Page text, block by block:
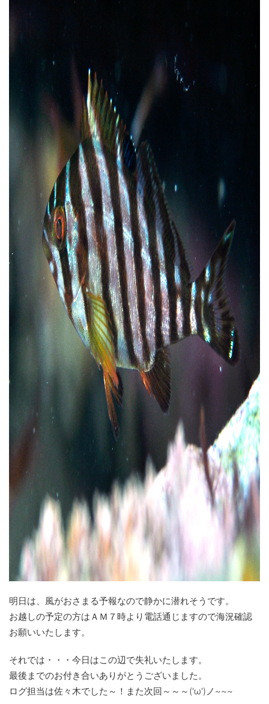
明日は、風がおさまる予報なので静かに潜れそうです。
お越しの予定の方はＡＭ７時より電話通じますので海況確認
お願いいたします。
それでは・・・今日はこの辺で失礼いたします。
最後までのお付き合いありがとうございました。
ログ担当は佐々木でした～！また次回～～～('ω')ノ~~~